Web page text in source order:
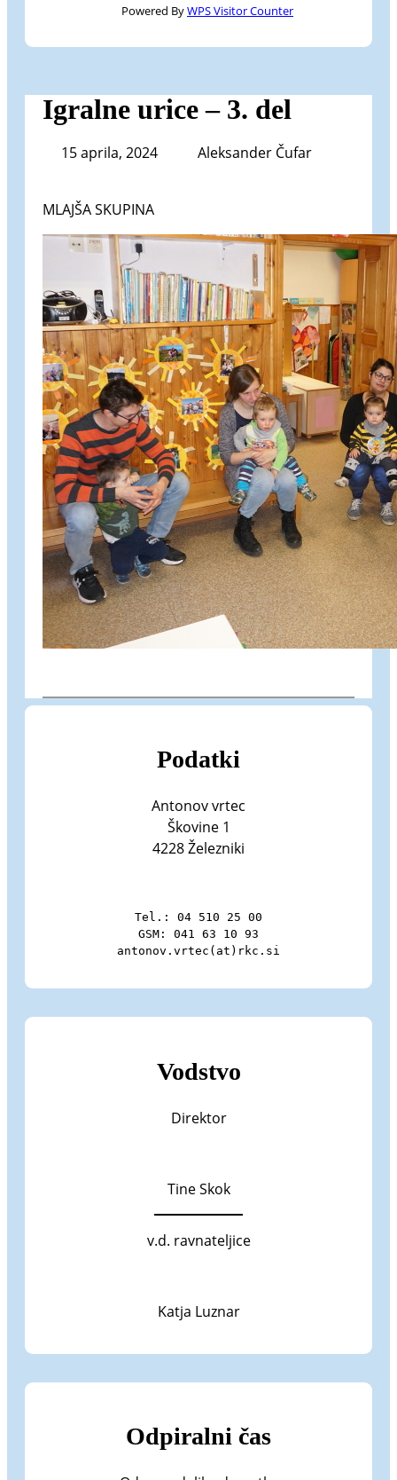
Powered ByWPS Visitor Counter
Igralne urice – 3. del
15 aprila, 2024 Aleksander Čufar
MLAJŠA SKUPINA
Podatki
Antonov vrtec
Škovine 1
4228 Železniki
Tel.: 04 510 25 00
GSM: 041 63 10 93
antonov.vrtec(at)rkc.si
Vodstvo
Direktor
Tine Skok
v.d. ravnateljice
Katja Luznar
Odpiralni čas